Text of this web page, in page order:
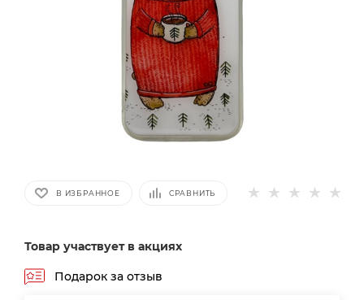
В ИЗБРАННОЕ СРАВНИТЬ
Товар участвует в акциях
Подарок за отзыв